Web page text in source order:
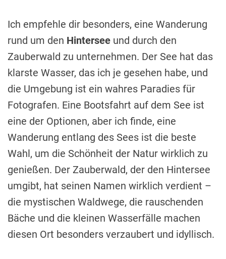
Ich empfehle dir besonders, eine Wanderung
rund um den Hintersee und durch den
Zauberwald zu unternehmen. Der See hat das
klarste Wasser, das ich je gesehen habe, und
die Umgebung ist ein wahres Paradies für
Fotografen. Eine Bootsfahrt auf dem See ist
eine der Optionen, aber ich finde, eine
Wanderung entlang des Sees ist die beste
Wahl, um die Schönheit der Natur wirklich zu
genießen. Der Zauberwald, der den Hintersee
umgibt, hat seinen Namen wirklich verdient –
die mystischen Waldwege, die rauschenden
Bäche und die kleinen Wasserfälle machen
diesen Ort besonders verzaubert und idyllisch.